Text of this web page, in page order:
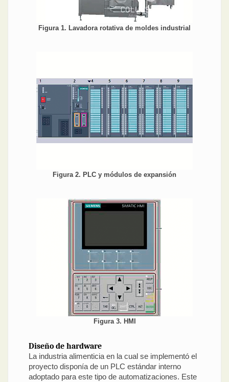
Figura 1. Lavadora rotativa de moldes industrial
Figura 2. PLC y módulos de expansión
Figura 3. HMI
Diseño de hardware
La industria alimenticia en la cual se implementó el
proyecto disponía de un PLC estándar interno
adoptado para este tipo de automatizaciones. Este